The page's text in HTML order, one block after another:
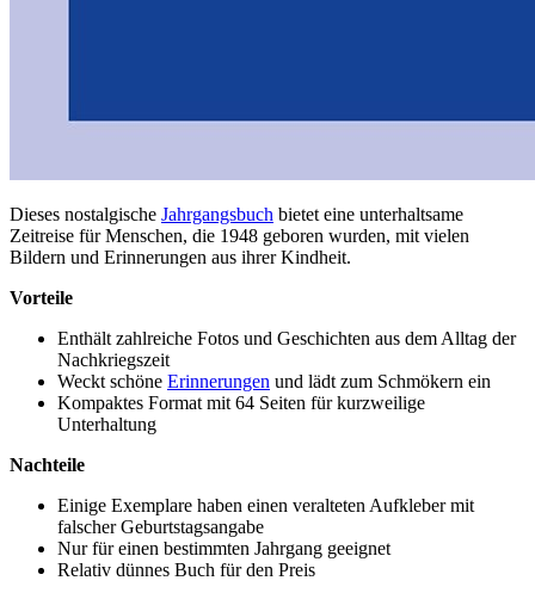
Dieses nostalgische Jahrgangsbuch bietet eine unterhaltsame
Zeitreise für Menschen, die 1948 geboren wurden, mit vielen
Bildern und Erinnerungen aus ihrer Kindheit.
Vorteile
Enthält zahlreiche Fotos und Geschichten aus dem Alltag der
Nachkriegszeit
Weckt schöne Erinnerungen und lädt zum Schmökern ein
Kompaktes Format mit 64 Seiten für kurzweilige
Unterhaltung
Nachteile
Einige Exemplare haben einen veralteten Aufkleber mit
falscher Geburtstagsangabe
Nur für einen bestimmten Jahrgang geeignet
Relativ dünnes Buch für den Preis